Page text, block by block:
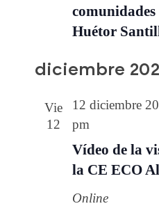
comunidades
Huétor
diciembre
Vie
12
Vídeo de la
la CE ECO
12 diciembre
pm
Online